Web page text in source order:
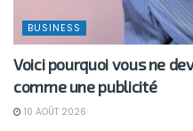
BUSINESS
Voici pourquoi vous ne
comme une publicité
10 AOÛT 2026